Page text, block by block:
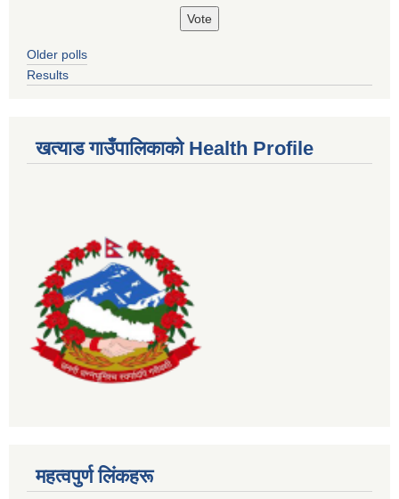
Older polls
Results
खत्याड गाउँपालिकाकाे Health Profile
महत्वपुर्ण लिंकहरू